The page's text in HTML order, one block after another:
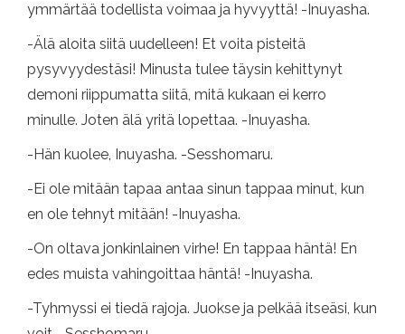
ymmärtää todellista voimaa ja hyvyyttä! -Inuyasha.
-Älä aloita siitä uudelleen! Et voita pisteitä
pysyvyydestäsi! Minusta tulee täysin kehittynyt
demoni riippumatta siitä, mitä kukaan ei kerro
minulle. Joten älä yritä lopettaa. -Inuyasha.
-Hän kuolee, Inuyasha. -Sesshomaru.
-Ei ole mitään tapaa antaa sinun tappaa minut, kun
en ole tehnyt mitään! -Inuyasha.
-On oltava jonkinlainen virhe! En tappaa häntä! En
edes muista vahingoittaa häntä! -Inuyasha.
-Tyhmyssi ei tiedä rajoja. Juokse ja pelkää itseäsi, kun